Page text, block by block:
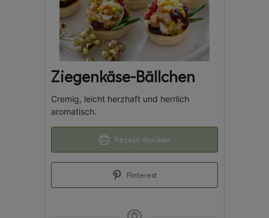
Ziegenkäse-Bällchen
Cremig, leicht herzhaft und herrlich
aromatisch.
Rezept drucken
Pinterest